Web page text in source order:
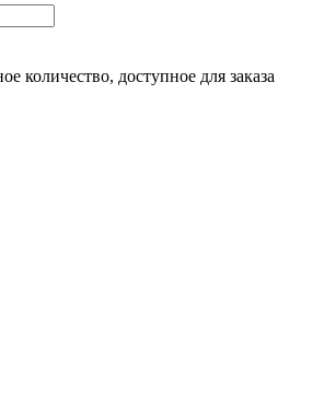
количество, доступное для заказа